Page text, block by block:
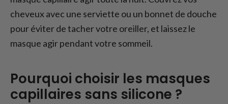
cheveux avec une serviette ou un bonnet de douche
pour éviter de tacher votre oreiller, et laissez le
masque agir pendant votre sommeil.
Pourquoi choisir les masques
capillaires sans silicone ?